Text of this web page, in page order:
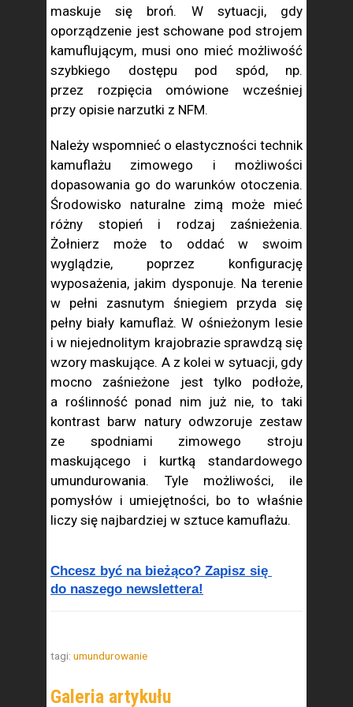
maskuje się broń. W sytuacji, gdy
oporządzenie jest schowane pod strojem
kamuflującym, musi ono mieć możliwość
szybkiego dostępu pod spód, np.
przez rozpięcia omówione wcześniej
przy opisie narzutki z NFM.
Należy wspomnieć o elastyczności technik
kamuflażu zimowego i możliwości
dopasowania go do warunków otoczenia.
Środowisko naturalne zimą może mieć
różny stopień i rodzaj zaśnieżenia.
Żołnierz może to oddać w swoim
wyglądzie, poprzez konfigurację
wyposażenia, jakim dysponuje. Na terenie
w pełni zasnutym śniegiem przyda się
pełny biały kamuflaż. W ośnieżonym lesie
i w niejednolitym krajobrazie sprawdzą się
wzory maskujące. A z kolei w sytuacji, gdy
mocno zaśnieżone jest tylko podłoże,
a roślinność ponad nim już nie, to taki
kontrast barw natury odwzoruje zestaw
ze spodniami zimowego stroju
maskującego i kurtką standardowego
umundurowania. Tyle możliwości, ile
pomysłów i umiejętności, bo to właśnie
liczy się najbardziej w sztuce kamuflażu.
Chcesz być na bieżąco? Zapisz się
do naszego newslettera!
tagi: umundurowanie